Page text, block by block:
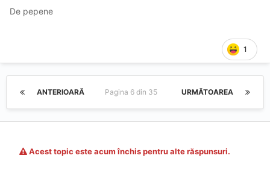
De pepene
1
ANTERIOARĂ URMĂTOAREA
Pagina 6 din 35
Acest topic este acum închis pentru alte răspunsuri.